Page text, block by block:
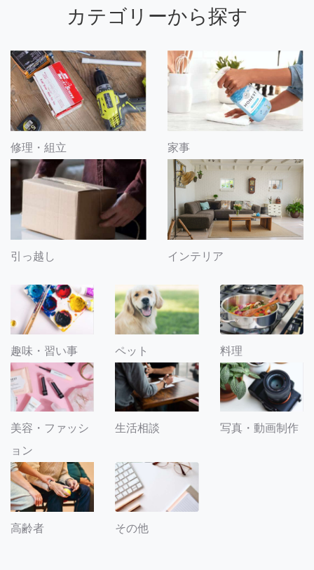
カテゴリーから探す
修理・組立 家事
引っ越し インテリア
趣味・習い事 ペット 料理
美容・ファッシ
ョン
生活相談 写真・動画制作
高齢者 その他